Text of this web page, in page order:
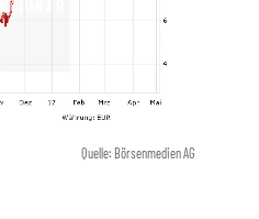
Quelle: Börsenmedien AG